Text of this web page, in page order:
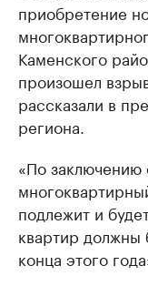
приобретение
Каменского
произошел
рассказали в
региона.
«По заключению
подлежит и
квартир должны
конца этого